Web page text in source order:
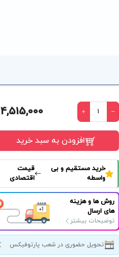
4,515,000
افزودن به سبد خرید
خرید مستقیم و بی
واسطه
قیمت
اقتصادی
روش ها و هزینه
های ارسال
توضیحات بیشتر
تحویل حضوری در شعب پارتوفیکس